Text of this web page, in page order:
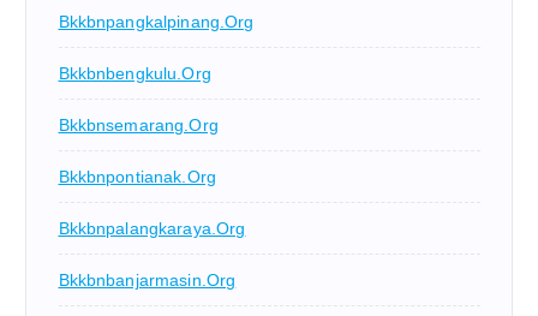
Bkkbnpangkalpinang.org
Bkkbnbengkulu.org
Bkkbnsemarang.org
Bkkbnpontianak.org
Bkkbnpalangkaraya.org
Bkkbnbanjarmasin.org